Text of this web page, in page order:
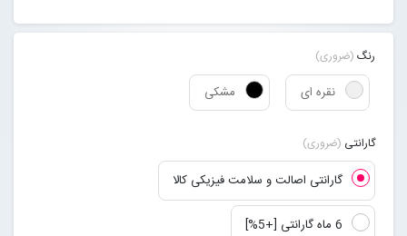
پیگیری سفارشاترنگ (ضروری)
نقره ای مشکی
گارانتی (ضروری)
گارانتی اصالت و سلامت فیزیکی کالا
6 ماه گارانتی [+5%]